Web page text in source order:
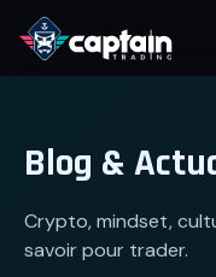
📊Fondamentaux
⚡Stratégies
Blog &
Crypto, mindset,
savoir pour trader.